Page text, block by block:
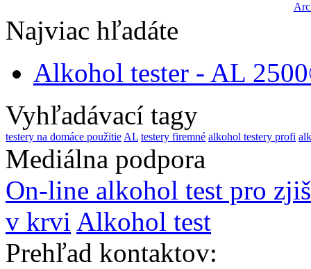
Najviac hľadáte
Alkohol tester - AL
Vyhľadávací tagy
testery na domáce použitie AL testery firemné alkohol testery profi
Mediálna podpora
On-line alkohol test pro
v krvi Alkohol test
Prehľad kontaktov: